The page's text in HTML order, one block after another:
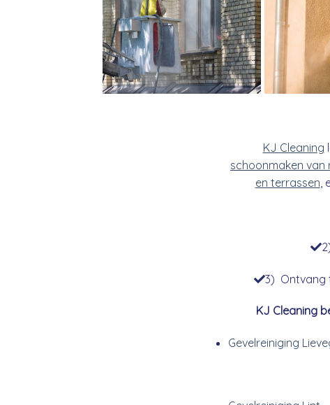
KJ Cleaning
schoonmaken van
en terrassen,
3) Ontvang
KJ Cleaning
Gevelreiniging